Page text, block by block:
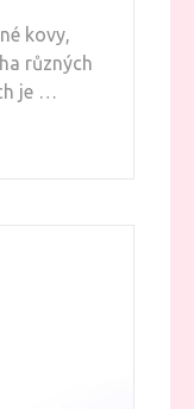
kovy,
různých
je …